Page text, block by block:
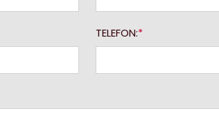
TELEFON: